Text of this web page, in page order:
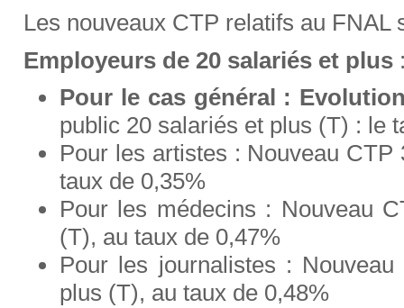
Les nouveaux CTP relatifs au
Employeurs de 20 salariés et plus
Pour le cas général :
public 20 salariés et plus (T) : le
Pour les artistes : Nouveau
taux de 0,35%
Pour les médecins : Nouveau
(T), au taux de 0,47%
Pour les journalistes :
plus (T), au taux de 0,48%